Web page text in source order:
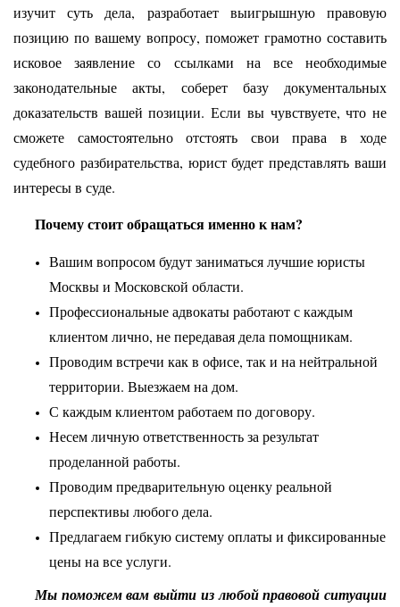
изучит суть дела, разработает выигрышную правовую
позицию по вашему вопросу, поможет грамотно составить
исковое заявление со ссылками на все необходимые
законодательные акты, соберет базу документальных
доказательств вашей позиции. Если вы чувствуете, что не
сможете самостоятельно отстоять свои права в ходе
судебного разбирательства, юрист будет представлять ваши
интересы в суде.
Почему стоит обращаться именно к нам?
Вашим вопросом будут заниматься лучшие юристы
Москвы и Московской области.
Профессиональные адвокаты работают с каждым
клиентом лично, не передавая дела помощникам.
Проводим встречи как в офисе, так и на нейтральной
территории. Выезжаем на дом.
С каждым клиентом работаем по договору.
Несем личную ответственность за результат
проделанной работы.
Проводим предварительную оценку реальной
перспективы любого дела.
Предлагаем гибкую систему оплаты и фиксированные
цены на все услуги.
Мы поможем вам выйти из любой правовой ситуации